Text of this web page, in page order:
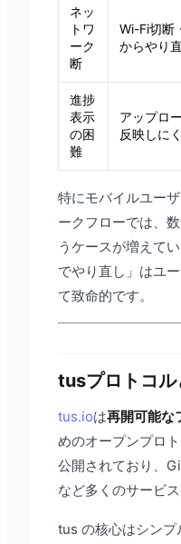
ネッ
トワ
ーク
断
Wi-Fi切断
からやり
進捗
表示
の困
難
アップロ
反映しに
特にモバイルユー
ークフローでは、
うケースが増えて
でやり直し」はユ
て致命的です。
tusプロトコル
tus.ioは再開可能な
めのオープンプロ
公開されており、
など多くのサービ
tus の核心はシンプ